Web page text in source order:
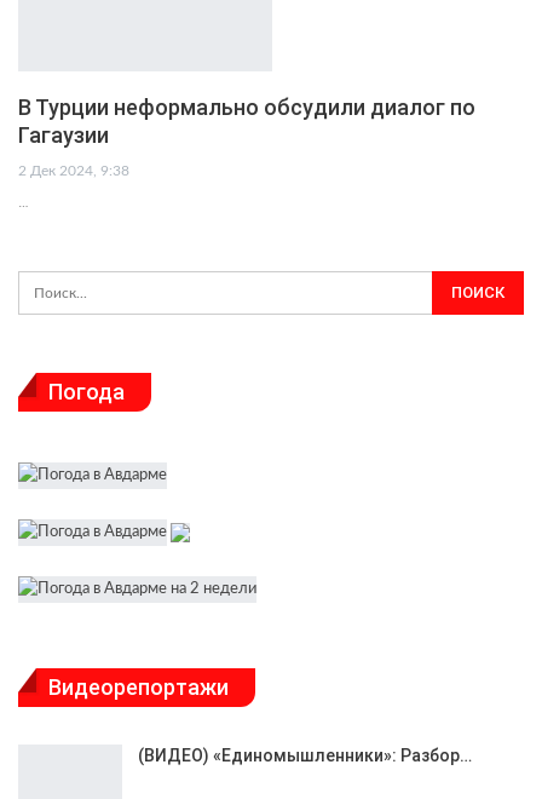
В Турции неформально обсудили диалог по
Гагаузии
2 Дек 2024, 9:38
…
Погода
Видеорепортажи
(ВИДЕО) «Единомышленники»: Разбор…